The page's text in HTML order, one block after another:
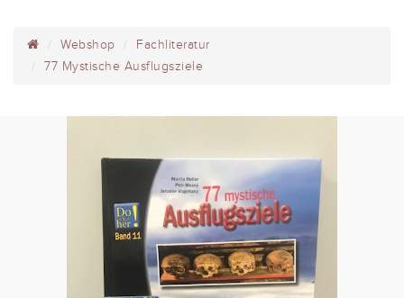
Webshop
Fachliteratur
77 Mystische Ausflugsziele